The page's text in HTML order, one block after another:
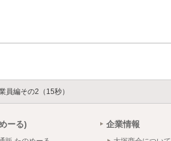
編その2（15秒）
ーる) 企業情報